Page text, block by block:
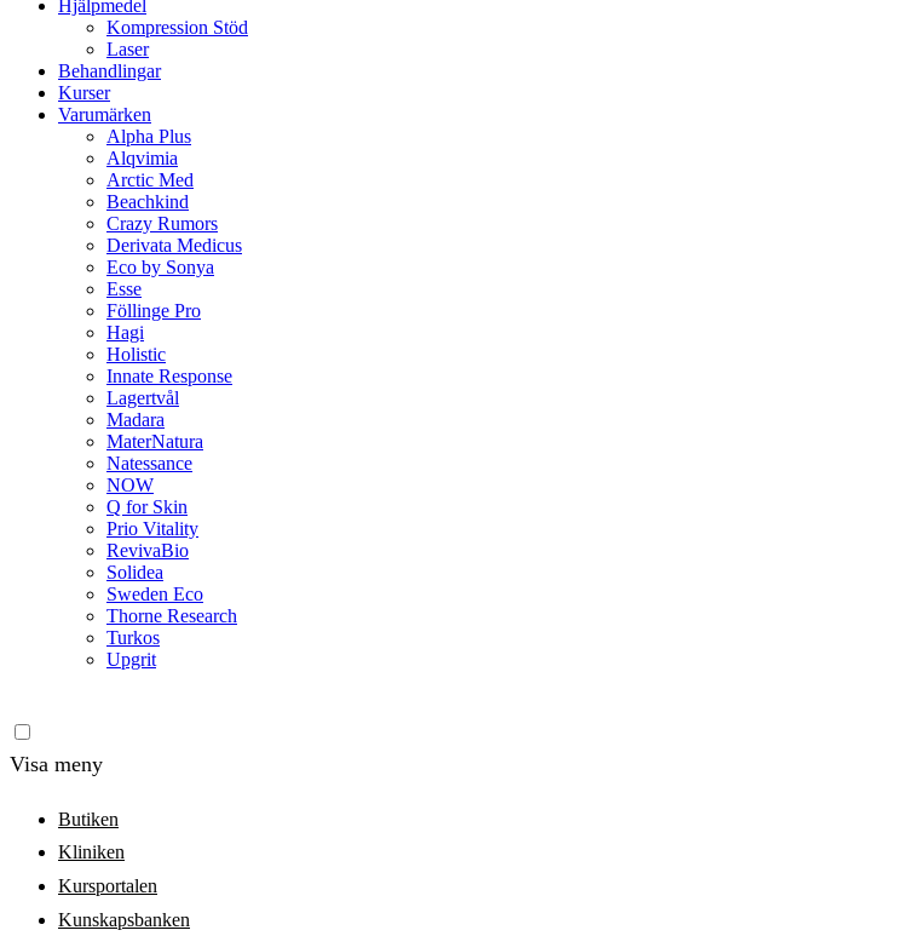
Hjälpmedel
Kompression Stöd
Laser
Behandlingar
Kurser
Varumärken
Alpha Plus
Alqvimia
Arctic Med
Beachkind
Crazy Rumors
Derivata Medicus
Eco by Sonya
Esse
Föllinge Pro
Hagi
Holistic
Innate Response
Lagertvål
Madara
MaterNatura
Natessance
NOW
Q for Skin
Prio Vitality
RevivaBio
Solidea
Sweden Eco
Thorne Research
Turkos
Upgrit
Visa meny
Butiken
Kliniken
Kursportalen
Kunskapsbanken